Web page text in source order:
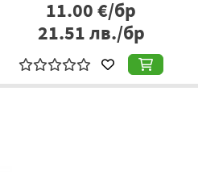
Серум
зона
11.00€/бр
21.51лв./бр